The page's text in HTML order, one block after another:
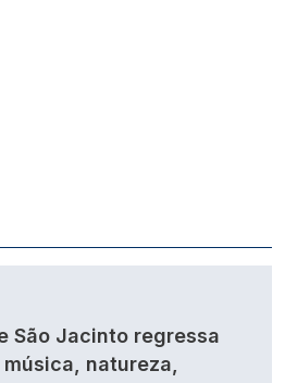
São Jacinto regressa
natureza,